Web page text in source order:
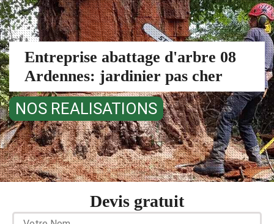
Entreprise abattage d'arbre 08
Ardennes: jardinier pas cher
NOS REALISATIONS
Devis gratuit